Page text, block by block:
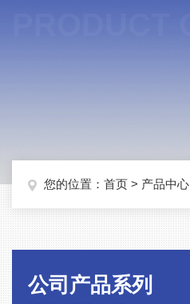
您的位置： 首页 > 产品中心
公司产品系列